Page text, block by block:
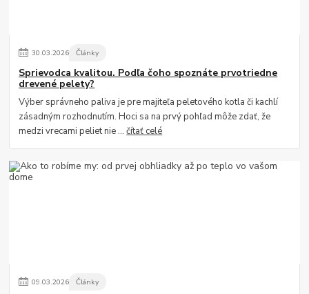
30.03.2026 Články
Sprievodca kvalitou. Podľa čoho spoznáte prvotriedne
drevené pelety?
Výber správneho paliva je pre majiteľa peletového kotla či kachlí
zásadným rozhodnutím. Hoci sa na prvý pohľad môže zdať, že
medzi vrecami peliet nie ...čítať celé
09.03.2026 Články